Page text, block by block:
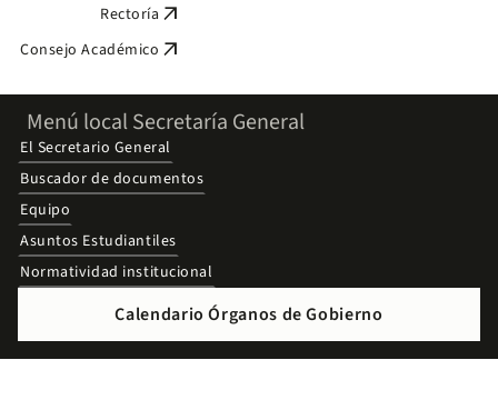
Rectoría arrow_outward
Consejo Académico arrow_outward
Menú local Secretaría General
El Secretario General
Buscador de documentos
Equipo
Asuntos Estudiantiles
Normatividad institucional
Calendario Órganos de Gobierno